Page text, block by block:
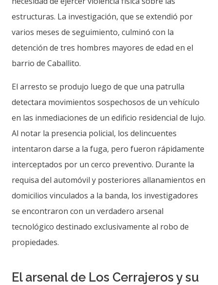
estructuras. La investigación, que se extendió por
varios meses de seguimiento, culminó con la
detención de tres hombres mayores de edad en el
barrio de Caballito.
El arresto se produjo luego de que una patrulla
detectara movimientos sospechosos de un vehículo
en las inmediaciones de un edificio residencial de lujo.
Al notar la presencia policial, los delincuentes
intentaron darse a la fuga, pero fueron rápidamente
interceptados por un cerco preventivo. Durante la
requisa del automóvil y posteriores allanamientos en
domicilios vinculados a la banda, los investigadores
se encontraron con un verdadero arsenal
tecnológico destinado exclusivamente al robo de
propiedades.
El arsenal de Los Cerrajeros y su